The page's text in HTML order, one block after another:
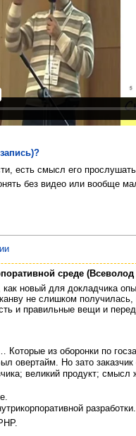
есть смысл его прослушать.
без видео или вообще
среде (Всеволод
новый для докладчика
не слишком
и правильные вещи и
из оборонки по
овертайм. Но зато
великий продукт;
разработки.